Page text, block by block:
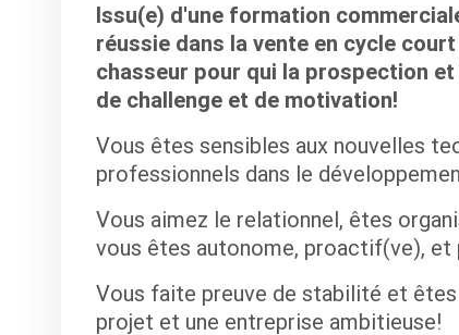
Issu(e) d'une formation
réussie dans la vente en cycle
chasseur pour qui la prospection
de challenge et de motivation!
Vous êtes sensibles aux nouvelles
professionnels dans le
Vous aimez le relationnel, êtes
vous êtes autonome, proactif(ve), et
Vous faite preuve de stabilité et
projet et une entreprise ambitieuse!